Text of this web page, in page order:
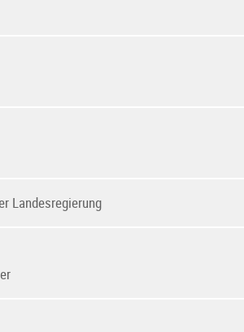
Landesregierung